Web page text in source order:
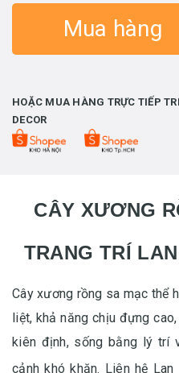
Mua hàng
HOẶC MUA HÀNG TRỰC TIẾP
DECOR
CÂY XƯƠNG
TRANG TRÍ
Cây xương rồng sa mạc thể
liệt, khả năng chịu đựng
kiên định, sống bằng lý trí
cảnh khó khăn. Liên hệ